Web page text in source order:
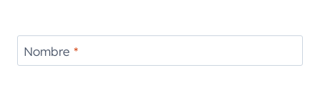
Nombre *